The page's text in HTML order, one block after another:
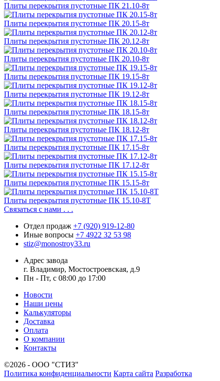
Плиты перекрытия пустотные ПК 21.10-8т
Плиты перекрытия пустотные ПК 20.15-8т
Плиты перекрытия пустотные ПК 20.12-8т
Плиты перекрытия пустотные ПК 20.10-8т
Плиты перекрытия пустотные ПК 19.15-8т
Плиты перекрытия пустотные ПК 19.12-8т
Плиты перекрытия пустотные ПК 18.15-8т
Плиты перекрытия пустотные ПК 18.12-8т
Плиты перекрытия пустотные ПК 17.15-8т
Плиты перекрытия пустотные ПК 17.12-8т
Плиты перекрытия пустотные ПК 15.15-8т
Плиты перекрытия пустотные ПК 15.10-8Т
Связаться с нами . . .
Отдел продаж +7 (920) 919-12-80
Иные вопросы +7 4922 32 53 98
stiz@monostroy33.ru
Адрес завода
г. Владимир, Мостостроевская, д.9
Пн - Пт, с 08:00 до 17:00
Новости
Наши цены
Калькуляторы
Доставка
Оплата
О компании
Контакты
©2026 - ООО "СТИЗ"
Политика конфиденциальности Карта сайта Разработка